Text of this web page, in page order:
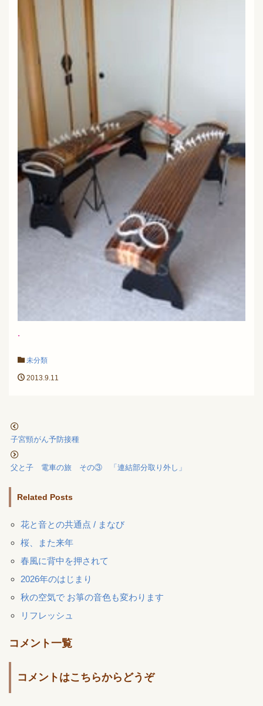
.
未分類
2013.9.11
子宮頸がん予防接種
父と子 電車の旅 その③ 「連結部分取り外し」
Related Posts
花と音との共通点 / まなび
桜、また来年
春風に背中を押されて
2026年のはじまり
秋の空気で お箏の音色も変わります
リフレッシュ
コメント一覧
コメントはこちらからどうぞ